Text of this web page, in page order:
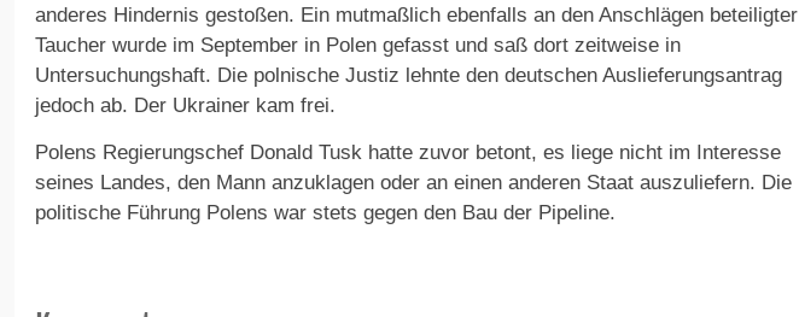
anderes Hindernis gestoßen. Ein mutmaßlich ebenfalls an den Anschlägen beteiligter
Taucher wurde im September in Polen gefasst und saß dort zeitweise in
Untersuchungshaft. Die polnische Justiz lehnte den deutschen Auslieferungsantrag
jedoch ab. Der Ukrainer kam frei.
Polens Regierungschef Donald Tusk hatte zuvor betont, es liege nicht im Interesse
seines Landes, den Mann anzuklagen oder an einen anderen Staat auszuliefern. Die
politische Führung Polens war stets gegen den Bau der Pipeline.